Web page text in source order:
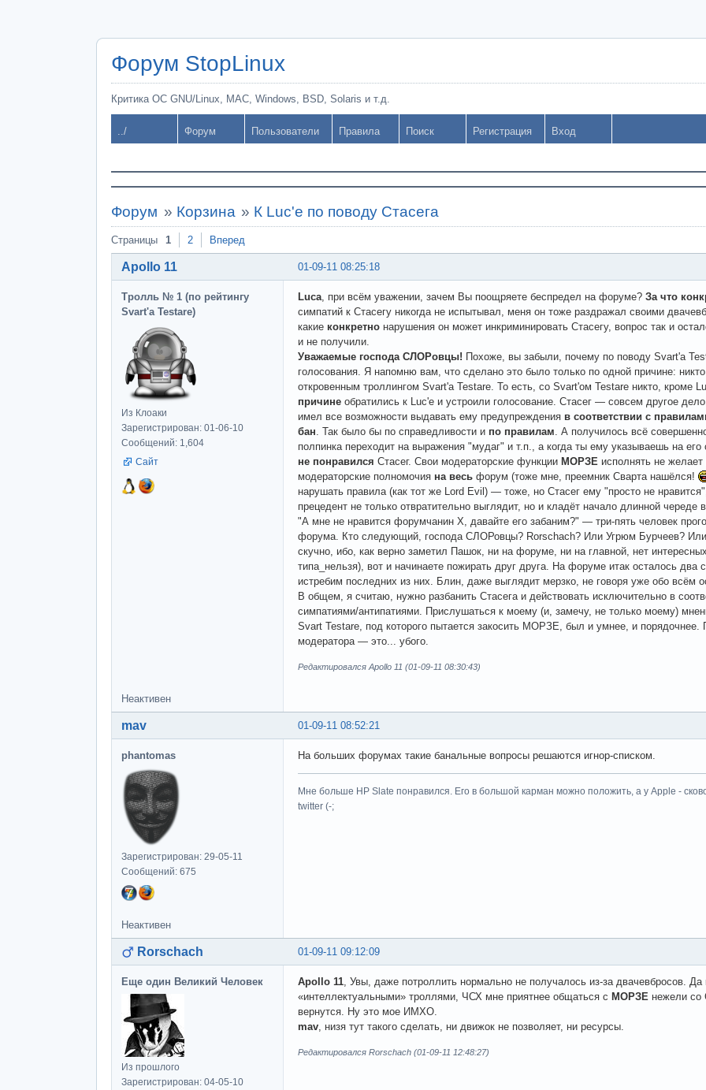
Форум StopLinux
Критика ОС GNU/Linux, MAC, Windows, BSD, Solaris и т.д.
../ Форум Пользователи Правила Поиск Регистрация Вход
Форум » Корзина » К Luc'е по поводу Стасега
Страницы 1 2 Вперед
01-09-11 08:25:18
Apollo 11
Тролль № 1 (по рейтингу
Svart'а Testare)
Из Клоаки
Зарегистрирован: 01-06-10
Сообщений: 1,604
Сайт
Luca , при всём уважении, зачем Вы поощряете беспредел на форуме? За что
симпатий к Стасегу никогда не испытывал, меня он тоже раздражал своими
какие конкретно нарушения он может инкриминировать Стасегу, вопрос так и
и не получили.
Уважаемые господа СЛОРовцы! Похоже, вы забыли, почему по поводу Svart'a
голосования. Я напомню вам, что сделано это было только по одной причине:
откровенным троллингом Svart'a Testare. То есть, со Svart'ом Testare никто, кроме
причине обратились к Luc'е и устроили голосование. Стасег — совсем другое
имел все возможности выдавать ему предупреждения в соответствии с
бан . Так было бы по справедливости и по правилам . А получилось всё
полпинка переходит на выражения "мудаг" и т.п., а когда ты ему указываешь на
не понравился Стасег. Свои модераторские функции МОРЗЕ исполнять не
модераторские полномочия на весь форум (тоже мне, преемник Сварта нашёлся!
нарушать правила (как тот же Lord Evil) — тоже, но Стасег ему "просто не
прецедент не только отвратительно выглядит, но и кладёт начало длинной
"А мне не нравится форумчанин Х, давайте его забаним?" — три-пять человек
форума. Кто следующий, господа СЛОРовцы? Rorschach? Или Угрюм Бурчеев?
скучно, ибо, как верно заметил Пашок, ни на форуме, ни на главной, нет
типа_нельзя), вот и начинаете пожирать друг друга. На форуме итак осталось два
истребим последних из них. Блин, даже выглядит мерзко, не говоря уже обо всём
В общем, я считаю, нужно разбанить Стасега и действовать исключительно в
симпатиями/антипатиями. Прислушаться к моему (и, замечу, не только моему)
Svart Testare, под которого пытается закосить МОРЗЕ, был и умнее, и
модератора — это... убого.
Редактировался Apollo 11 (01-09-11 08:30:43)
Неактивен
01-09-11 08:52:21
mav
phantomas
Зарегистрирован: 29-05-11
Сообщений: 675
На больших форумах такие банальные вопросы решаются игнор-списком.
Мне больше HP Slate понравился. Его в большой карман можно положить, а у Apple -
twitter (-;
Неактивен
01-09-11 09:12:09
Rorschach
Еще один Великий Человек
Из прошлого
Зарегистрирован: 04-05-10
Apollo 11 , Увы, даже потроллить нормально не получалось из-за двачевбросов.
«интеллектуальными» троллями, ЧСХ мне приятнее общаться с МОРЗЕ нежели со
вернутся. Ну это мое ИМХО.
mav , низя тут такого сделать, ни движок не позволяет, ни ресурсы.
Редактировался Rorschach (01-09-11 12:48:27)